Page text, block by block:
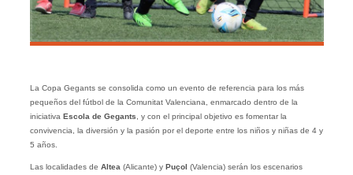
La Copa Gegants se consolida como un evento de referencia para los más
pequeños del fútbol de la Comunitat Valenciana, enmarcado dentro de la
iniciativa Escola de Gegants , y con el principal objetivo es fomentar la
convivencia, la diversión y la pasión por el deporte entre los niños y niñas de 4 y
5 años.
Las localidades de Altea (Alicante) y Puçol (Valencia) serán los escenarios